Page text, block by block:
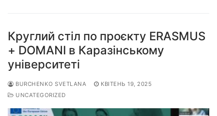
Круглий стіл по проєкту ERASMUS
+ DOMANI в Каразінському
університеті
BURCHENKO SVETLANA
КВІТЕНЬ 19, 2025
UNCATEGORIZED